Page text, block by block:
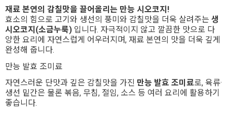
재료 본연의 감칠맛을 끌어올리는 만능 시오코지!
효소의 힘으로 고기와 생선의 풍미와 감칠맛을 더욱 살려주는 생
시오코지(소금누룩) 입니다. 자극적이지 않고 깔끔한 맛으로 다
양한 요리에 자연스럽게 어우러지며, 재료 본연의 맛을 더욱 깊게
완성해 줍니다.
만능 발효 조미료
자연스러운 단맛과 깊은 감칠맛을 가진 만능 발효 조미료로, 육류·
생선 밑간은 물론 볶음, 무침, 절임, 소스 등 여러 요리에 활용하기
좋습니다.